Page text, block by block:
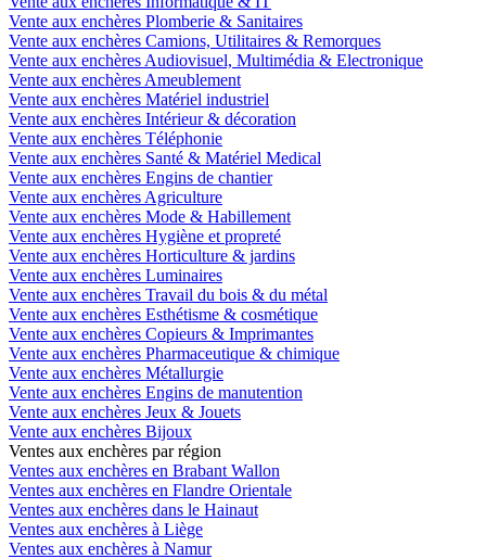
Vente aux enchères Plomberie & Sanitaires
Vente aux enchères Camions, Utilitaires & Remorques
Vente aux enchères Audiovisuel, Multimédia & Electronique
Vente aux enchères Ameublement
Vente aux enchères Matériel industriel
Vente aux enchères Intérieur & décoration
Vente aux enchères Téléphonie
Vente aux enchères Santé & Matériel Medical
Vente aux enchères Engins de chantier
Vente aux enchères Agriculture
Vente aux enchères Mode & Habillement
Vente aux enchères Hygiène et propreté
Vente aux enchères Horticulture & jardins
Vente aux enchères Luminaires
Vente aux enchères Travail du bois & du métal
Vente aux enchères Esthétisme & cosmétique
Vente aux enchères Copieurs & Imprimantes
Vente aux enchères Pharmaceutique & chimique
Vente aux enchères Métallurgie
Vente aux enchères Engins de manutention
Vente aux enchères Jeux & Jouets
Vente aux enchères Bijoux
Ventes aux enchères par région
Ventes aux enchères en Brabant Wallon
Ventes aux enchères en Flandre Orientale
Ventes aux enchères dans le Hainaut
Ventes aux enchères à Liège
Ventes aux enchères à Namur